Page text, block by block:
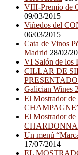
VIII-Premio de
09/03/2015
Viñedos del
06/03/2015
Cata de Vinos
Madrid 28/02/
VI Salón de los
CILLAR DE
Galician Wines
El Mostrador
El Mostrador de
Un menú
17/07/2014
EL